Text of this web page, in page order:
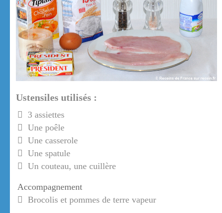
Ustensiles utilisés :
3 assiettes
Une poêle
Une casserole
Une spatule
Un couteau, une cuillère
Accompagnement
Brocolis et pommes de terre vapeur